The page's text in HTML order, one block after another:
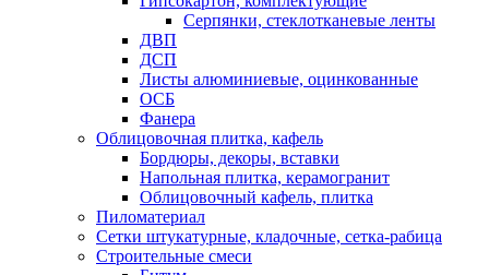
Серпянки, стеклотканевые ленты
ДВП
ДСП
Листы алюминиевые, оцинкованные
ОСБ
Фанера
Облицовочная плитка, кафель
Бордюры, декоры, вставки
Напольная плитка, керамогранит
Облицовочный кафель, плитка
Пиломатериал
Сетки штукатурные, кладочные, сетка-рабица
Строительные смеси